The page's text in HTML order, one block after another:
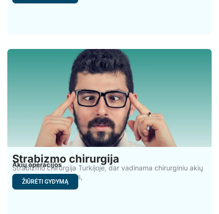
Strabizmo chirurgija
Akių operacijos
Strabizmo chirurgija Turkijoje, dar vadinama chirurginiu akių
gydymu, skirta akims,
ŽIŪRĖTI GYDYMĄ